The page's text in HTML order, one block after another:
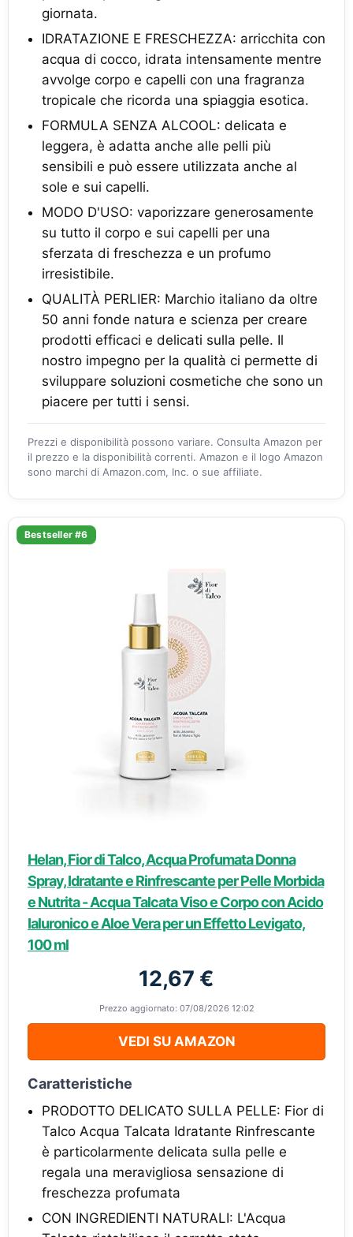
giornata.
IDRATAZIONE E FRESCHEZZA: arricchita con
acqua di cocco, idrata intensamente mentre
avvolge corpo e capelli con una fragranza
tropicale che ricorda una spiaggia esotica.
FORMULA SENZA ALCOOL: delicata e
leggera, è adatta anche alle pelli più
sensibili e può essere utilizzata anche al
sole e sui capelli.
MODO D'USO: vaporizzare generosamente
su tutto il corpo e sui capelli per una
sferzata di freschezza e un profumo
irresistibile.
QUALITÀ PERLIER: Marchio italiano da oltre
50 anni fonde natura e scienza per creare
prodotti efficaci e delicati sulla pelle. Il
nostro impegno per la qualità ci permette di
sviluppare soluzioni cosmetiche che sono un
piacere per tutti i sensi.
Prezzi e disponibilità possono variare. Consulta Amazon per
il prezzo e la disponibilità correnti. Amazon e il logo Amazon
sono marchi di Amazon.com, Inc. o sue affiliate.
Bestseller #6
Helan, Fior di Talco, Acqua Profumata Donna
Spray, Idratante e Rinfrescante per Pelle Morbida
e Nutrita - Acqua Talcata Viso e Corpo con Acido
Ialuronico e Aloe Vera per un Effetto Levigato,
100 ml
12,67 €
Prezzo aggiornato: 07/08/2026 12:02
VEDI SU AMAZON
Caratteristiche
PRODOTTO DELICATO SULLA PELLE: Fior di
Talco Acqua Talcata Idratante Rinfrescante
è particolarmente delicata sulla pelle e
regala una meravigliosa sensazione di
freschezza profumata
CON INGREDIENTI NATURALI: L'Acqua